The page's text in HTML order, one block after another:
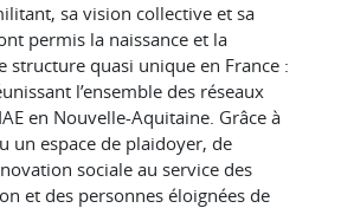
sa vision collective et sa
permis la naissance et la
structure quasi unique en France :
l’ensemble des réseaux
en Nouvelle-Aquitaine. Grâce à
un espace de plaidoyer, de
sociale au service des
et des personnes éloignées de